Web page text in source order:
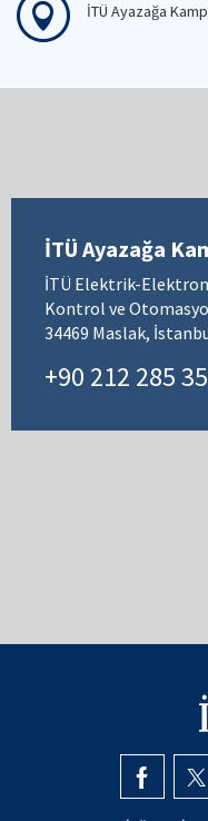
İTÜ Ayazağa
İTÜ Ayazağa
İTÜ Elektrik-
Kontrol ve
34469 Maslak,
+90 212 285